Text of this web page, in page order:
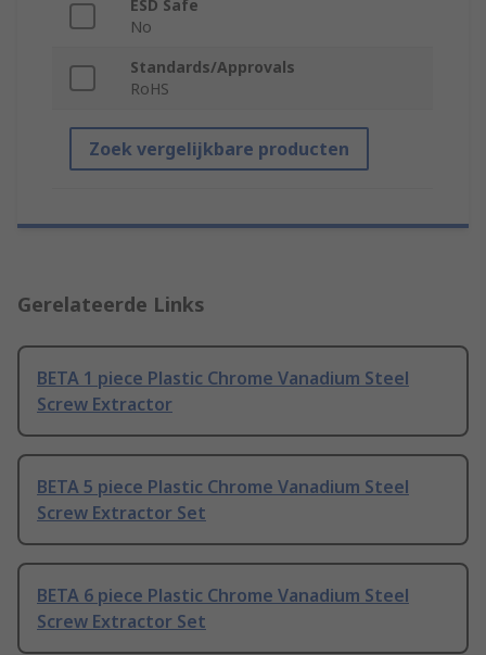
ESD Safe
No
Standards/Approvals
RoHS
Zoek vergelijkbare producten
Gerelateerde Links
BETA 1 piece Plastic Chrome Vanadium Steel
Screw Extractor
BETA 5 piece Plastic Chrome Vanadium Steel
Screw Extractor Set
BETA 6 piece Plastic Chrome Vanadium Steel
Screw Extractor Set